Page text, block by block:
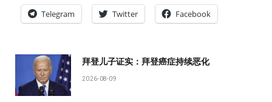
Telegram Twitter Facebook
拜登儿子证实：拜登癌症持续恶化
2026-08-09